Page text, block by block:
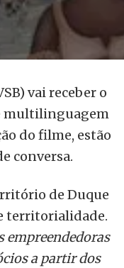
vai receber o
multilinguagem
do filme, estão
conversa.
de Duque
territorialidade.
empreendedoras
a partir dos